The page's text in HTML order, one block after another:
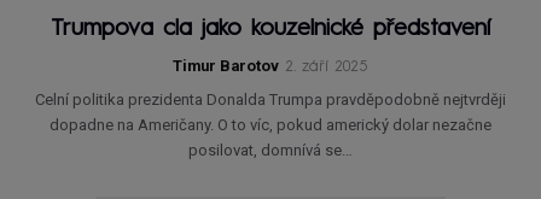
Trumpova cla jako kouzelnické představení
Timur Barotov 2. září 2025
Celní politika prezidenta Donalda Trumpa pravděpodobně nejtvrději
dopadne na Američany. O to víc, pokud americký dolar nezačne
posilovat, domnívá se…